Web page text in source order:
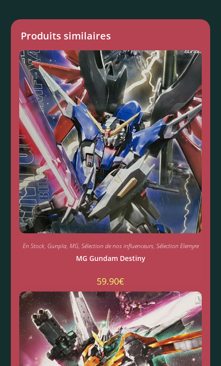
Produits similaires
En Stock, Gunpla, MG, Sélection de nos influenceurs, Sélection Elemyre
MG Gundam Destiny
59.90€